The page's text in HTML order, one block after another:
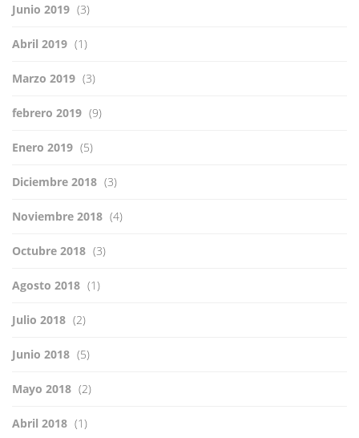
Junio 2019 (3)
Abril 2019 (1)
Marzo 2019 (3)
febrero 2019 (9)
Enero 2019 (5)
Diciembre 2018 (3)
Noviembre 2018 (4)
Octubre 2018 (3)
Agosto 2018 (1)
Julio 2018 (2)
Junio 2018 (5)
Mayo 2018 (2)
Abril 2018 (1)